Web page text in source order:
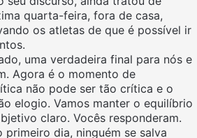
quarta-feira, fora de casa,
os atletas de que é possível ir
uma verdadeira final para nós e
Agora é o momento de
não pode ser tão crítica e o
elogio. Vamos manter o equilíbrio
claro. Vocês responderam.
primeiro dia, ninguém se salva